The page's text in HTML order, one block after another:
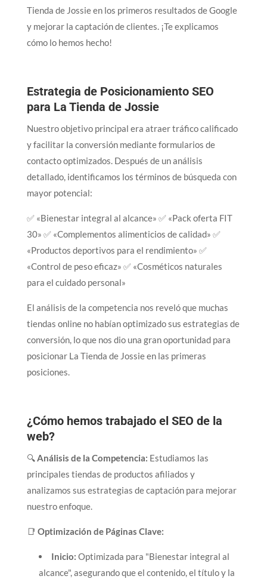
Tienda de Jossie en los primeros resultados de Google
y mejorar la captación de clientes. ¡Te explicamos
cómo lo hemos hecho!
Estrategia de Posicionamiento SEO
para La Tienda de Jossie
Nuestro objetivo principal era atraer tráfico calificado
y facilitar la conversión mediante formularios de
contacto optimizados. Después de un análisis
detallado, identificamos los términos de búsqueda con
mayor potencial:
✅ «Bienestar integral al alcance» ✅ «Pack oferta FIT
30» ✅ «Complementos alimenticios de calidad» ✅
«Productos deportivos para el rendimiento» ✅
«Control de peso eficaz» ✅ «Cosméticos naturales
para el cuidado personal»
El análisis de la competencia nos reveló que muchas
tiendas online no habían optimizado sus estrategias de
conversión, lo que nos dio una gran oportunidad para
posicionar La Tienda de Jossie en las primeras
posiciones.
¿Cómo hemos trabajado el SEO de la
web?
🔍Análisis de la Competencia: Estudiamos las
principales tiendas de productos afiliados y
analizamos sus estrategias de captación para mejorar
nuestro enfoque.
📑 Optimización de Páginas Clave:
Inicio: Optimizada para "Bienestar integral al
alcance", asegurando que el contenido, el título y la